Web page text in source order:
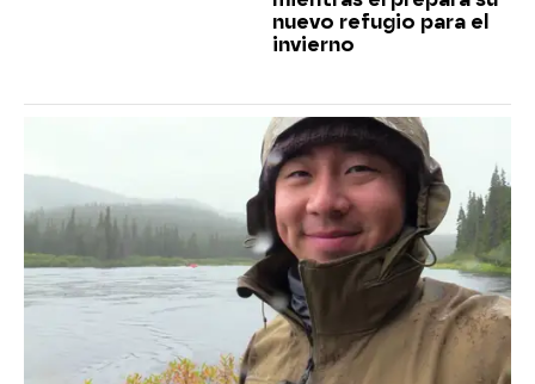
nuevo refugio para el
invierno